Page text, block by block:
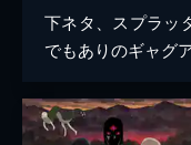
下ネタ、スプラッ
でもありのギャグ